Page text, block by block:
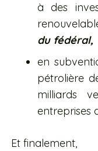
à des
du fédéral,
en
pétrolière
milliards
entreprises
Et finalement,